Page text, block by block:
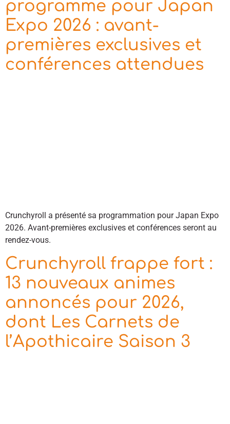
programme pour Japan
Expo 2026 : avant-
premières exclusives et
conférences attendues
Crunchyroll a présenté sa programmation pour Japan Expo
2026. Avant-premières exclusives et conférences seront au
rendez-vous.
Crunchyroll frappe fort :
13 nouveaux animes
annoncés pour 2026,
dont Les Carnets de
l’Apothicaire Saison 3